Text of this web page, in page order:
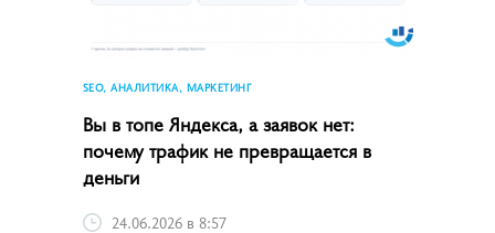
SEO, АНАЛИТИКА, МАРКЕТИНГ
Вы в топе Яндекса, а заявок нет:
почему трафик не превращается в
деньги
24.06.2026 в 8:57